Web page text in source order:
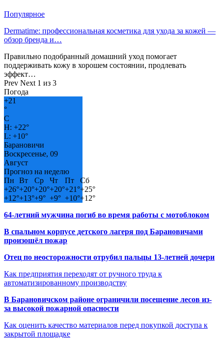
Популярное
Dermatime: профессиональная косметика для ухода за кожей —
обзор бренда и…
Правильно подобранный домашний уход помогает
поддерживать кожу в хорошем состоянии, продлевать
эффект…
Prev Next 1 из 3
Погода
+21
°
C
H: +22°
L: +10°
Барановичи
Воскресенье, 09
Август
Прогноз на неделю
Пн
Вт Ср Чт Пт
Сб
+26°+20°+20°+20°+21°+25°
+12°+13°+9° +9° +10°+12°
64-летний мужчина погиб во время работы с мотоблоком
В спальном корпусе детского лагеря под Барановичами
произошёл пожар
Отец по неосторожности отрубил пальцы 13-летней дочери
Как предприятия переходят от ручного труда к
автоматизированному производству
В Барановичском районе ограничили посещение лесов из-
за высокой пожарной опасности
Как оценить качество материалов перед покупкой доступа к
закрытой площадке